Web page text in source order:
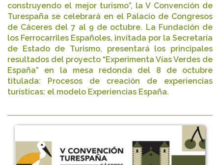
construyendo el mejor turismo”, la V Convención de
Turespaña se celebrará en el Palacio de Congresos
de Cáceres del 7 al 9 de octubre. La Fundación de
los Ferrocarriles Españoles, invitada por la Secretaría
de Estado de Turismo, presentará los principales
resultados del proyecto “Experimenta Vías Verdes de
España” en la mesa redonda del 8 de octubre
titulada: Procesos de creación de experiencias
turísticas: el modelo Experiencias España.